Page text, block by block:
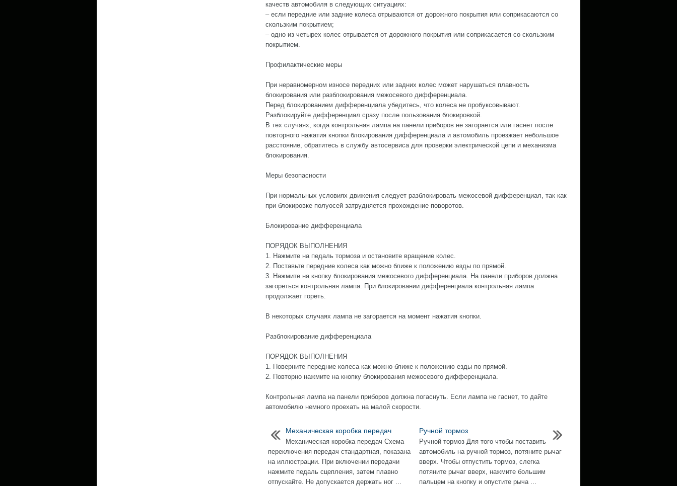
качеств автомобиля в следующих ситуациях:
– если передние или задние колеса отрываются от дорожного покрытия или соприкасаются со
скользким покрытием;
– одно из четырех колес отрывается от дорожного покрытия или соприкасается со скользким
покрытием.
Профилактические меры
При неравномерном износе передних или задних колес может нарушаться плавность
блокирования или разблокирования межосевого дифференциала.
Перед блокированием дифференциала убедитесь, что колеса не пробуксовывают.
Разблокируйте дифференциал сразу после пользования блокировкой.
В тех случаях, когда контрольная лампа на панели приборов не загорается или гаснет после
повторного нажатия кнопки блокирования дифференциала и автомобиль проезжает небольшое
расстояние, обратитесь в службу автосервиса для проверки электрической цепи и механизма
блокирования.
Меры безопасности
При нормальных условиях движения следует разблокировать межосевой дифференциал, так как
при блокировке полуосей затрудняется прохождение поворотов.
Блокирование дифференциала
ПОРЯДОК ВЫПОЛНЕНИЯ
1. Нажмите на педаль тормоза и остановите вращение колес.
2. Поставьте передние колеса как можно ближе к положению езды по прямой.
3. Нажмите на кнопку блокирования межосевого дифференциала. На панели приборов должна
загореться контрольная лампа. При блокировании дифференциала контрольная лампа
продолжает гореть.
В некоторых случаях лампа не загорается на момент нажатия кнопки.
Разблокирование дифференциала
ПОРЯДОК ВЫПОЛНЕНИЯ
1. Поверните передние колеса как можно ближе к положению езды по прямой.
2. Повторно нажмите на кнопку блокирования межосевого дифференциала.
Контрольная лампа на панели приборов должна погаснуть. Если лампа не гаснет, то дайте
автомобилю немного проехать на малой скорости.
Механическая коробка передач
Механическая коробка передач Схема
переключения передач стандартная, показана
на иллюстрации. При включении передачи
нажмите педаль сцепления, затем плавно
отпускайте. Не допускается держать ног ...
Ручной тормоз
Ручной тормоз Для того чтобы поставить
автомобиль на ручной тормоз, потяните рычаг
вверх. Чтобы отпустить тормоз, слегка
потяните рычаг вверх, нажмите большим
пальцем на кнопку и опустите рыча ...